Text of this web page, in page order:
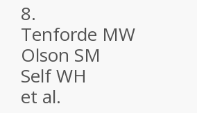
8.
Tenforde MW
Olson SM
Self WH
et al.